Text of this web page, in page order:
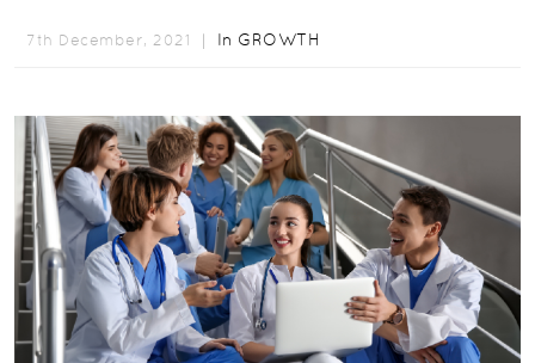
7th December, 2021 ｜ In GROWTH